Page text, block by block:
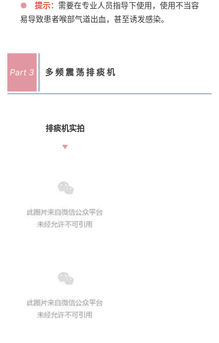
● 提示： 需要在专业人员指导下使用，使用不当容
易导致患者喉部气道出血，甚至诱发感染。
Part 3 多频震荡排痰机
排痰机实拍